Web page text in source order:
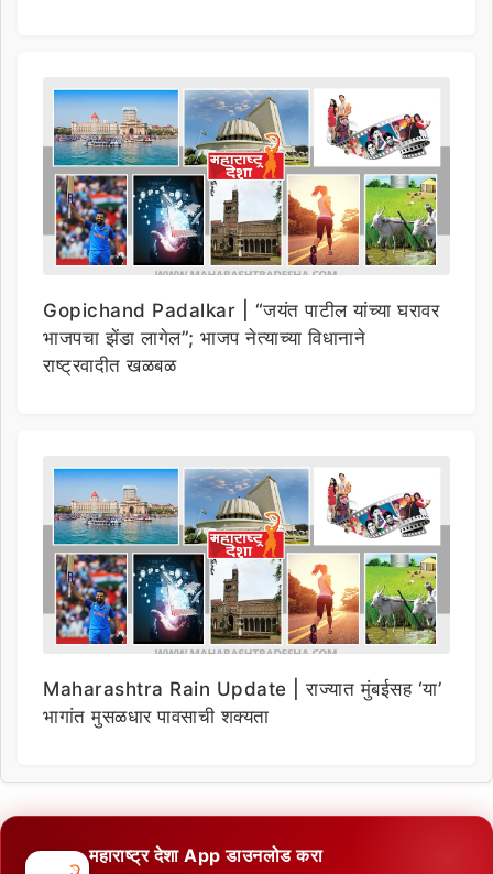
Gopichand Padalkar | “जयंत पाटील यांच्या घरावर
भाजपचा झेंडा लागेल”; भाजप नेत्याच्या विधानाने
राष्ट्रवादीत खळबळ
Maharashtra Rain Update | राज्यात मुंबईसह ‘या’
भागांत मुसळधार पावसाची शक्यता
महाराष्ट्र देशा App डाउनलोड करा